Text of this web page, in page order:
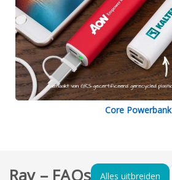
Core Powerbank
Ray – FAQs Alles uitbreiden